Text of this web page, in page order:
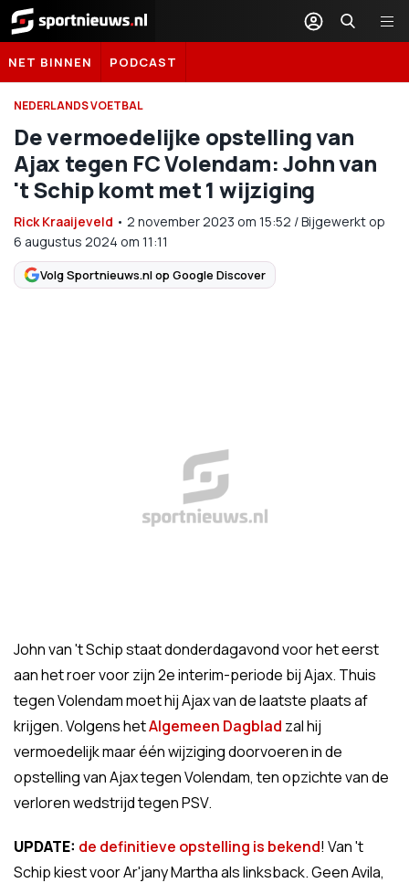
Sportnieuws.nl
NET BINNEN PODCAST
NEDERLANDS VOETBAL
De vermoedelijke opstelling van
Ajax tegen FC Volendam: John van
't Schip komt met 1 wijziging
Rick Kraaijeveld • 2 november 2023 om 15:52 /Bijgewerkt op
6 augustus 2024 om 11:11
Volg Sportnieuws.nl op Google Discover
John van 't Schip staat donderdagavond voor het eerst
aan het roer voor zijn 2e interim-periode bij Ajax. Thuis
tegen Volendam moet hij Ajax van de laatste plaats af
krijgen. Volgens hetAlgemeen Dagblad zal hij
vermoedelijk maar één wijziging doorvoeren in de
opstelling van Ajax tegen Volendam, ten opzichte van de
verloren wedstrijd tegen PSV.
UPDATE: de definitieve opstelling is bekend! Van 't
Schip kiest voor Ar'jany Martha als linksback. Geen Avila,